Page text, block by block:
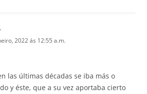
2022 ás 12:55 a.m.
las últimas décadas se iba más o
y éste, que a su vez aportaba cierto